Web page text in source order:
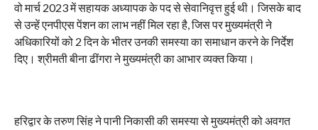
वो मार्च 2023 में सहायक अध्यापक के पद से सेवानिवृत्त हुई थी। जिसके बाद
से उन्हें एनपीएस पेंशन का लाभ नहीं मिल रहा है, जिस पर मुख्यमंत्री ने
अधिकारियों को 2 दिन के भीतर उनकी समस्या का समाधान करने के निर्देश
दिए। श्रीमती बीना ढींगरा ने मुख्यमंत्री का आभार व्यक्त किया।
हरिद्वार के तरुण सिंह ने पानी निकासी की समस्या से मुख्यमंत्री को अवगत